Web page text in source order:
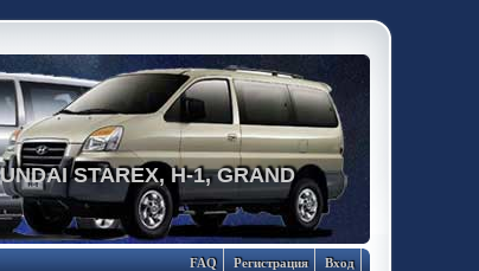
STAREX, H-1, GRAND
Вход
Регистрация
FAQ